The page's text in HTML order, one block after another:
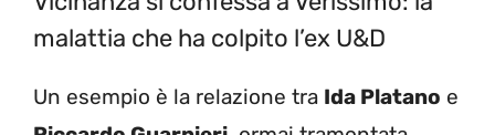
malattia che ha colpito l’ex U&D
Un esempio è la relazione tra Ida Platano e